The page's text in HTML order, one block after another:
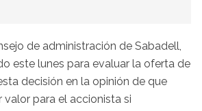
de administración de Sabadell,
este lunes para evaluar la oferta de
decisión en la opinión de que
para el accionista si